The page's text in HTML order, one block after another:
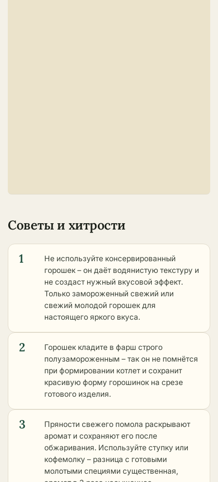
Советы и хитрости
1
Не используйте консервированный
горошек – он даёт водянистую текстуру и
не создаст нужный вкусовой эффект.
Только замороженный свежий или
свежий молодой горошек для
настоящего яркого вкуса.
2
Горошек кладите в фарш строго
полузамороженным – так он не помнётся
при формировании котлет и сохранит
красивую форму горошинок на срезе
готового изделия.
3
Пряности свежего помола раскрывают
аромат и сохраняют его после
обжаривания. Используйте ступку или
кофемолку – разница с готовыми
молотыми специями существенная,